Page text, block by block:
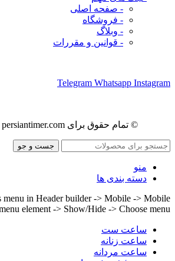
- صفحه اصلی
- فروشگاه
- وبلاگ
- قوانین و مقررات
Telegram Whatsapp Instagram
© تمام حقوق برای persiantimer.com محفوظ است
جست و جو
منو
دسته بندی ها
menu in Header builder -> Mobile -> Mobile
element -> Show/Hide -> Choose menu
ساعت ست
ساعت زنانه
ساعت مردانه